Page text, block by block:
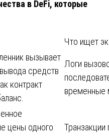
в DeFi, которые
Что ищет
вызывает
средств
контракт
Логи
временные
цены одного
Транзакции